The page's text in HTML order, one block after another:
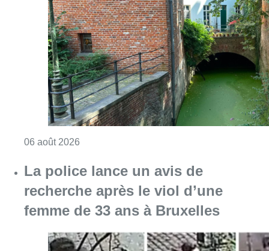
La police lance un avis de
recherche après le viol d’une
femme de 33 ans à Bruxelles